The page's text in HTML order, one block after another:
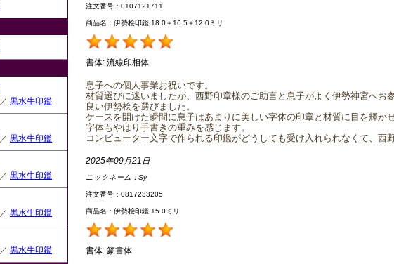
／ 黒水牛印鑑
／ 黒水牛印鑑
／ 黒水牛印鑑
／ 黒水牛印鑑
／ 黒水牛印鑑
注文番号：0107121711
商品名：伊勢桧印鑑 18.0＋16.5＋12.0ミリ
書体: 流線印相体
息子への個人事業お祝いです。
材質選びに迷いましたが、西野印章様のご助言と息子がよく伊勢神宮へお
良い伊勢桧を選びました。
ケースを開けた瞬間に息子はあまりに美しい字体の印章と材質に目を輝か
字体もやはり手書きの重みを感じます。
コンピューター文字で作られる印鑑がどうしても受け入れられなくて、西
2025年09月21日
ニックネーム： Sy
注文番号：0817233205
商品名：伊勢桧印鑑 15.0ミリ
書体: 篆書体